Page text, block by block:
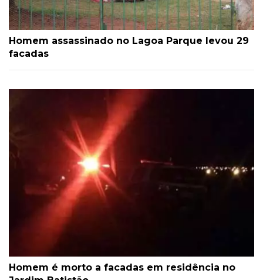
Homem assassinado no Lagoa Parque levou 29
facadas
Homem é morto a facadas em residência no